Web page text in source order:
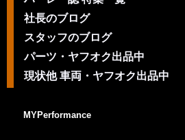
社長のブログ
スタッフのブログ
パーツ・ヤフオク出品中
現状他 車両・ヤフオク出品中
MYPerformance